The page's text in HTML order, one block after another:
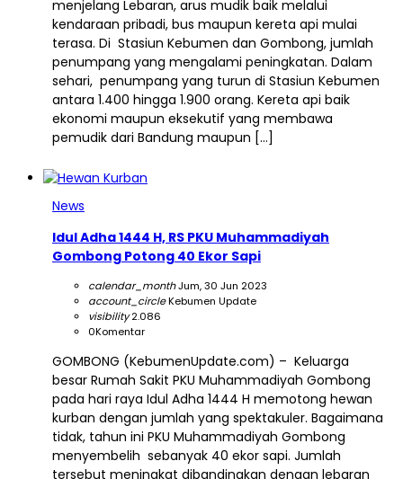
menjelang Lebaran, arus mudik baik melalui
kendaraan pribadi, bus maupun kereta api mulai
terasa. Di Stasiun Kebumen dan Gombong, jumlah
penumpang yang mengalami peningkatan. Dalam
sehari, penumpang yang turun di Stasiun Kebumen
antara 1.400 hingga 1.900 orang. Kereta api baik
ekonomi maupun eksekutif yang membawa
pemudik dari Bandung maupun […]
News
Idul Adha 1444 H, RS PKU Muhammadiyah
Gombong Potong 40 Ekor Sapi
calendar_monthJum, 30 Jun 2023
account_circleKebumen Update
visibility2.086
0Komentar
GOMBONG (KebumenUpdate.com) – Keluarga
besar Rumah Sakit PKU Muhammadiyah Gombong
pada hari raya Idul Adha 1444 H memotong hewan
kurban dengan jumlah yang spektakuler. Bagaimana
tidak, tahun ini PKU Muhammadiyah Gombong
menyembelih sebanyak 40 ekor sapi. Jumlah
tersebut meningkat dibandingkan dengan lebaran